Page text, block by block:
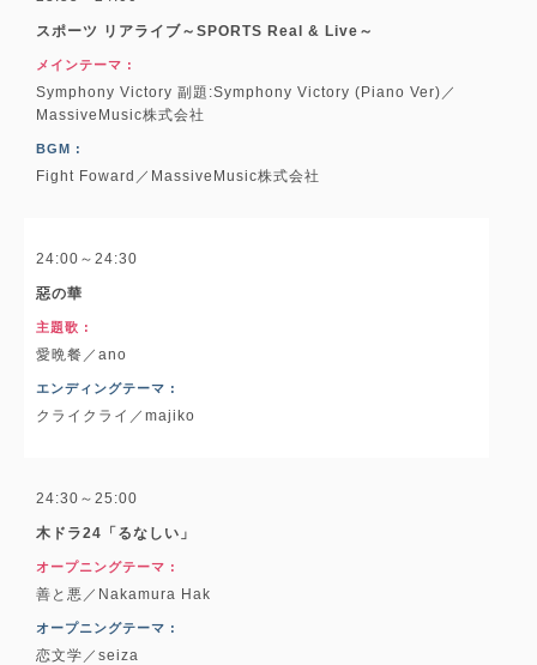
スポーツ リアライブ～SPORTS Real & Live～
メインテーマ :
Symphony Victory 副題:Symphony Victory (Piano Ver)／
MassiveMusic株式会社
BGM :
Fight Foward／MassiveMusic株式会社
24:00～24:30
惡の華
主題歌 :
愛晩餐／ano
エンディングテーマ :
クライクライ／majiko
24:30～25:00
木ドラ24「るなしい」
オープニングテーマ :
善と悪／Nakamura Hak
オープニングテーマ :
恋文学／seiza